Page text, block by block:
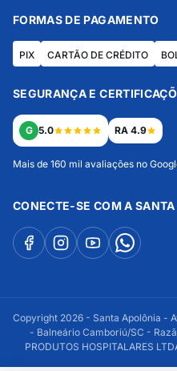
FORMAS DE PAGAMENTO
PIX CARTÃO DE CRÉDITO
SEGURANÇA E
G 5.0 RA 4.9
Mais de 160 mil avaliações no
CONECTE-SE COM A
Copyright 2026 - Santa Apolônia -
- Balneário Camboriú/SC -
PRODUTOS HOSPITALARES